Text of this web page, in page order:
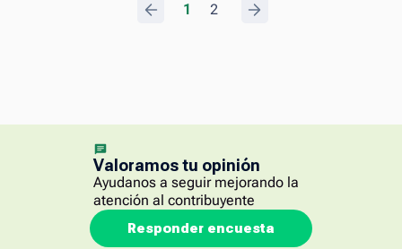
1 2
Valoramos tu opinión
Ayudanos a seguir mejorando la
atención al contribuyente
Responder encuesta